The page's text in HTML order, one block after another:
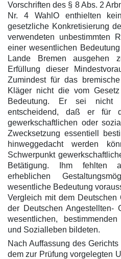
Vorschriften des § 8 Abs. 2
Nr. 4 WahlO enthielten
gesetzliche Konkretisierung
verwendeten unbestimmten
einer wesentlichen
Lande Bremen ausgehen
Erfüllung dieser
Zumindest für das
Kläger nicht die vom
Bedeutung. Er sei nicht
entscheidend, daß er für
gewerkschaftlichen oder
Zwecksetzung essentiell
hinweggedacht werden
Schwerpunkt
Betätigung. Ihm fehlten
erheblichen
wesentliche Bedeutung
Vergleich mit dem Deutschen
der Deutschen Angestellten-
wesentlichen,
und Sozialleben bildeten.
Nach Auffassung des
dem zur Prüfung vorgelegten